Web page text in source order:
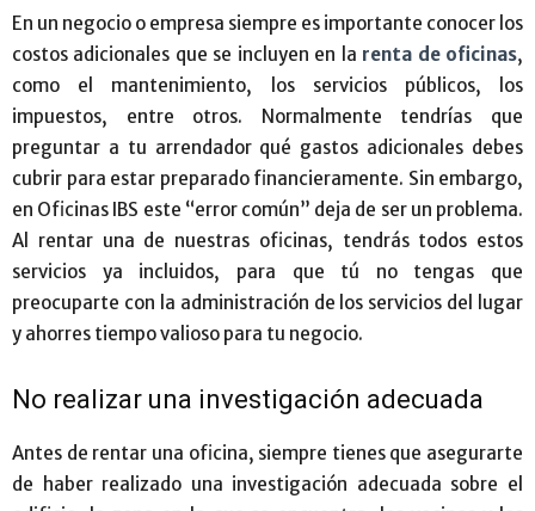
En un negocio o empresa siempre es importante conocer los
costos adicionales que se incluyen en la renta de oficinas,
como el mantenimiento, los servicios públicos, los
impuestos, entre otros. Normalmente tendrías que
preguntar a tu arrendador qué gastos adicionales debes
cubrir para estar preparado financieramente. Sin embargo,
en Oficinas IBS este “error común” deja de ser un problema.
Al rentar una de nuestras oficinas, tendrás todos estos
servicios ya incluidos, para que tú no tengas que
preocuparte con la administración de los servicios del lugar
y ahorres tiempo valioso para tu negocio.
No realizar una investigación adecuada
Antes de rentar una oficina, siempre tienes que asegurarte
de haber realizado una investigación adecuada sobre el